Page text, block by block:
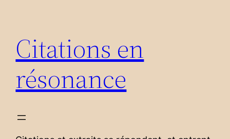
contenu
Citations en
résonance